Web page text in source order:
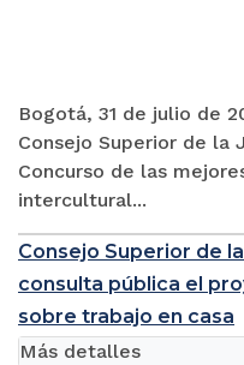
Bogotá, 31 de julio de
Consejo Superior de la
Concurso de las
intercultural...
Consejo Superior de
consulta pública el
sobre trabajo en casa
Más detalles